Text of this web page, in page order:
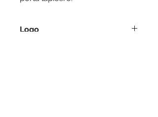
Logo